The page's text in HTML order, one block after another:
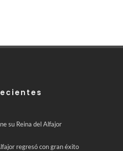
su Reina del Alfajor
regresó con gran éxito